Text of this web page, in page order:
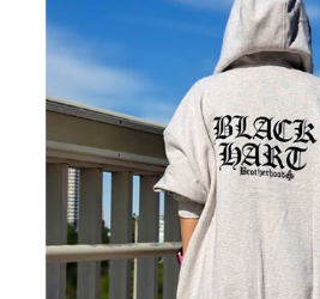
キーワードから探す